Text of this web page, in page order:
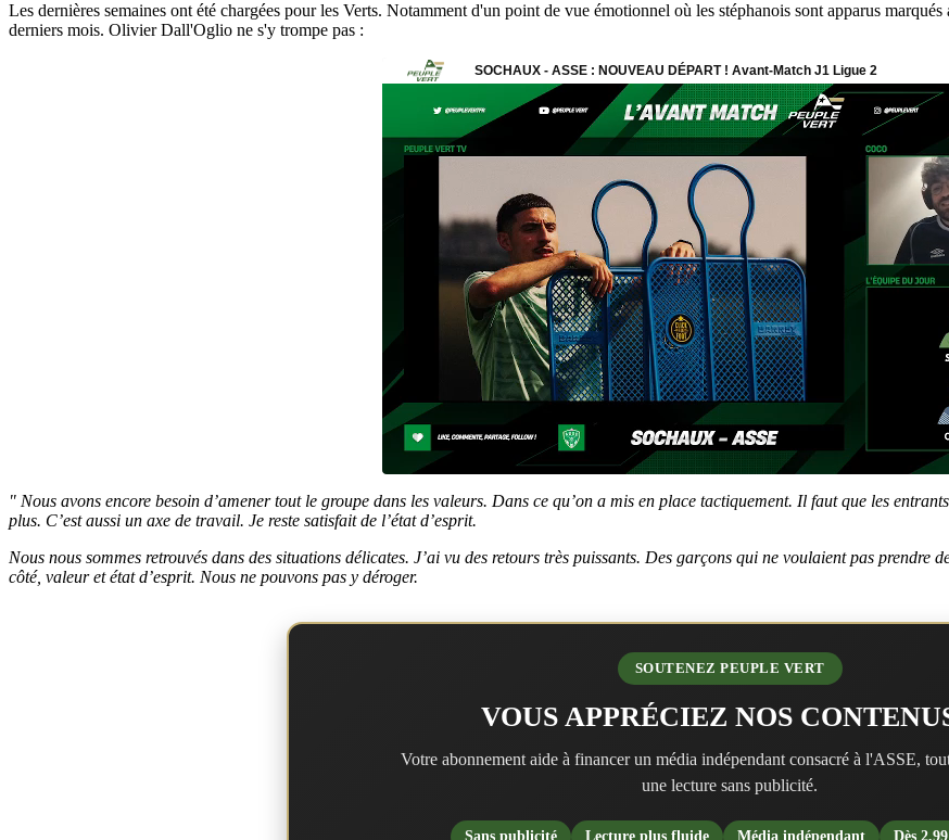
Les dernières semaines ont été chargées pour les Verts. Notamment d'un point de vue émotionnel où les stéphanois sont apparus
derniers mois. Olivier Dall'Oglio ne s'y trompe pas :
" Nous avons encore besoin d’amener tout le groupe dans les valeurs. Dans ce qu’on a mis en place tactiquement. Il faut que les
plus. C’est aussi un axe de travail. Je reste satisfait de l’état d’esprit.
Nous nous sommes retrouvés dans des situations délicates. J’ai vu des retours très puissants. Des garçons qui ne voulaient pas prendre
côté, valeur et état d’esprit. Nous ne pouvons pas y déroger.
SOUTENEZ PEUPLE VERT
VOUS APPRÉCIEZ NOS
Votre abonnement aide à financer un média indépendant consacré à l'ASSE,
une lecture sans publicité.
Sans publicité Lecture plus fluide Média indépendant Dès